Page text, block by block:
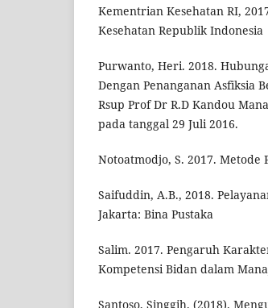
Kementrian Kesehatan RI,
Kesehatan Republik Indonesia
Purwanto, Heri. 2018.
Dengan Penanganan Asfiksia
Rsup Prof Dr R.D Kandou
pada tanggal 29 Juli 2016.
Notoatmodjo, S. 2017. Metode
Saifuddin, A.B., 2018.
Jakarta: Bina Pustaka
Salim. 2017. Pengaruh
Kompetensi Bidan dalam
Santoso, Singgih. (2018).